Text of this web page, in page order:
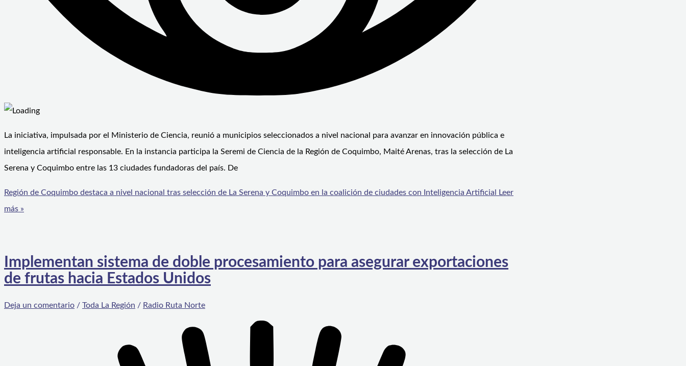
La iniciativa, impulsada por el Ministerio de Ciencia, reunió a municipios seleccionados a nivel nacional para avanzar en innovación pública e
inteligencia artificial responsable. En la instancia participa la Seremi de Ciencia de la Región de Coquimbo, Maité Arenas, tras la selección de La
Serena y Coquimbo entre las 13 ciudades fundadoras del país. De
Región de Coquimbo destaca a nivel nacional tras selección de La Serena y Coquimbo en la coalición de ciudades con Inteligencia Artificial
Leer
más »
Implementan sistema de doble procesamiento para asegurar exportaciones
de frutas hacia Estados Unidos
Deja un comentario / Toda La Región / Radio Ruta Norte